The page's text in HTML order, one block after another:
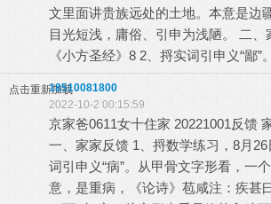
文里面讲贵族远处的土地。本意是边
目光短浅，庸俗、引申为浅陋。 二、
《小方圣经》8 2、捋实词引申义“鄙”。
点击重新加载18510081800
2022-10-2 00:15:59
京家爸0611女十住家 20221001反馈
一、家家反馈 1、捋数学练习，8月
词引申义“病”。从甲骨文字形看，一
意，是重病，《论诗》苞咸注：疾甚